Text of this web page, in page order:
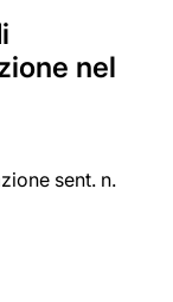
nel
sent. n.